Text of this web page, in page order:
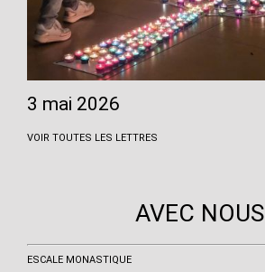
3 mai 2026
VOIR TOUTES LES LETTRES
AVEC NOUS
ESCALE MONASTIQUE